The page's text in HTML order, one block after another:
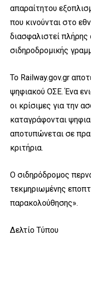
απαραίτητου
που κινούνται στο
διασφαλιστεί
σιδηροδρομικής
Το Railway.gov.gr
ψηφιακού ΟΣΕ. Ένα
οι κρίσιμες για την
καταγράφονται
αποτυπώνεται σε
κριτήρια.
Ο σιδηρόδρομος
τεκμηριωμένης
παρακολούθησης».
Δελτίο Τύπου